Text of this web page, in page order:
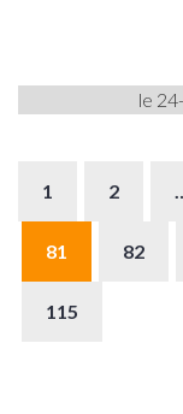
le
1 2
81 82
115